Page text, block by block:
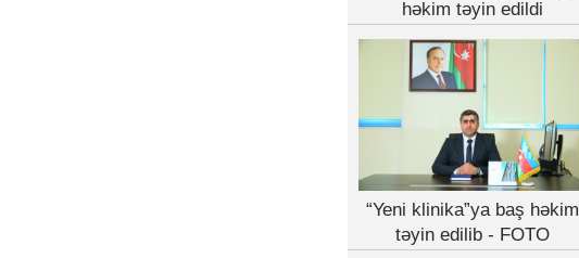
həkim təyin edildi
“Yeni klinika”ya baş həkim
təyin edilib - FOTO